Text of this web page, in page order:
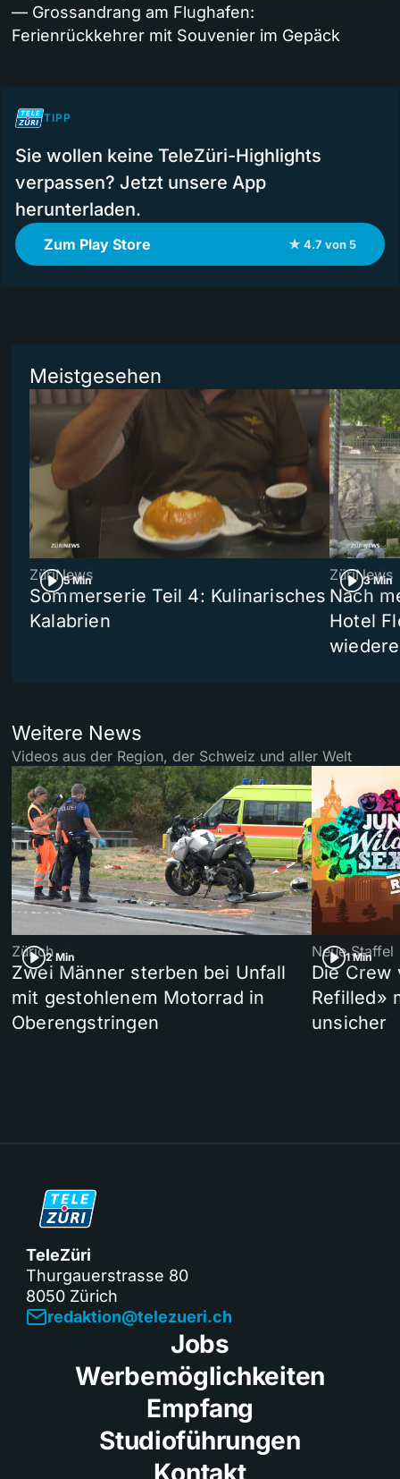
— Grossandrang am Flughafen:
Ferienrückkehrer mit Souvenier im Gepäck
TIPP
Sie wollen keine TeleZüri-Highlights
verpassen? Jetzt unsere App
herunterladen.
Zum Play Store ★ 4.7 von 5
Meistgesehen
5 Min
ZüriNews
Sommerserie Teil 4: Kulinarisches
Kalabrien
3 Min
ZüriNews
Nach
Hotel
Weitere News
Videos aus der Region, der Schweiz und aller Welt
2 Min
Zürich
Zwei Männer sterben bei Unfall
mit gestohlenem Motorrad in
Oberengstringen
1 Min
Neue Staffel
Die Crew
Refilled»
unsicher
TeleZüri
Thurgauerstrasse 80
8050 Zürich
redaktion@telezueri.ch
Jobs
Werbemöglichkeiten
Empfang
Studioführungen
Kontakt